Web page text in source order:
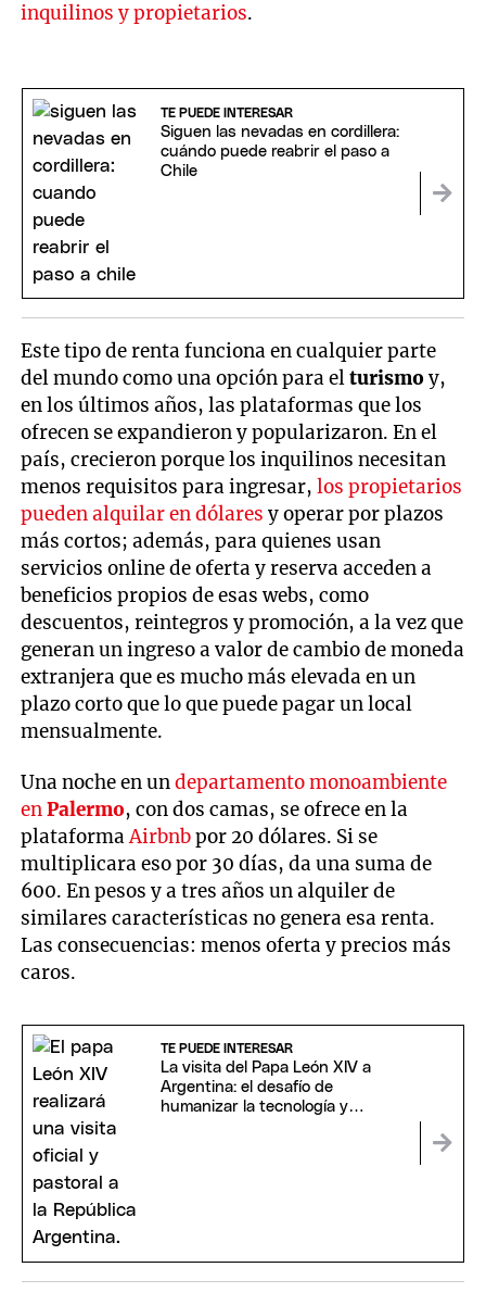
inquilinos y propietarios.
TE PUEDE INTERESAR
Siguen las nevadas en cordillera:
cuándo puede reabrir el paso a
Chile
Este tipo de renta funciona en cualquier parte
del mundo como una opción para elturismoy,
en los últimos años, las plataformas que los
ofrecen se expandieron y popularizaron. En el
país, crecieron porque los inquilinos necesitan
menos requisitos para ingresar,los propietarios
pueden alquilar en dólares y operar por plazos
más cortos; además, para quienes usan
servicios online de oferta y reserva acceden a
beneficios propios de esas webs, como
descuentos, reintegros y promoción, a la vez que
generan un ingreso a valor de cambio de moneda
extranjera que es mucho más elevada en un
plazo corto que lo que puede pagar un local
mensualmente.
Una noche en undepartamento monoambiente
enPalermo, con dos camas, se ofrece en la
plataformaAirbnbpor 20 dólares. Si se
multiplicara eso por 30 días, da una suma de
600. En pesos y a tres años un alquiler de
similares características no genera esa renta.
Las consecuencias: menos oferta y precios más
caros.
TE PUEDE INTERESAR
La visita del Papa León XIV a
Argentina: el desafío de
humanizar la tecnología y